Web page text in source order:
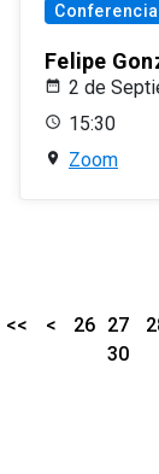
Felipe
2 de
15:30
Zoom
<< < 26 27
30